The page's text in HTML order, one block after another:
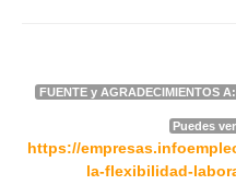
FUENTE y AGRADECIMIENTOS A:
Puedes
https://
la-flexibilidad-